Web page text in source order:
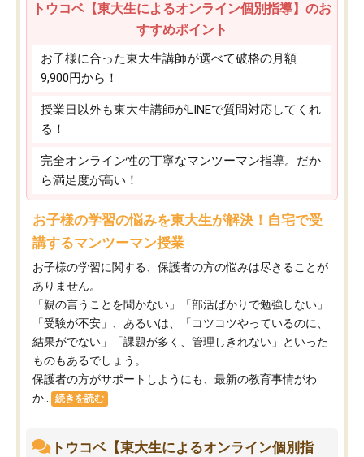
トウコベ【東大生によるオンライン個別指導】のお
すすめポイント
お子様に合った東大生講師が選べて破格の月額
9,900円から！
授業日以外も東大生講師がLINEで質問対応してくれ
る！
完全オンライン性の丁寧なマンツーマン指導。だか
ら満足度が高い！
お子様の学習の悩みを東大生が解決！自宅で受
講するマンツーマン授業
お子様の学習に関する、保護者の方の悩みは尽きることが
ありません。
「親の言うことを聞かない」「部活ばかりで勉強しない」
「受験が不安」、あるいは、「コツコツやっているのに、
結果がでない」「課題が多く、管理しきれない」といった
ものもあるでしょう。
保護者の方がサポートしようにも、最新の教育事情がわ
か...
続きを読む
トウコベ【東大生によるオンライン個別指